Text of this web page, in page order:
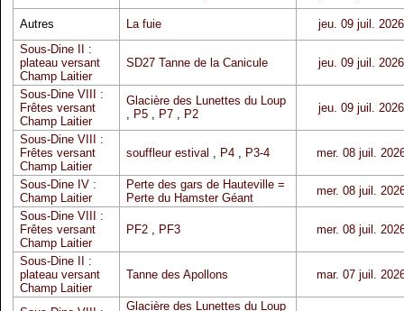
Autres La fuie
jeu. 09 juil. 2026
Sous-Dine II :
plateau versant
Champ Laitier
SD27 Tanne de la Canicule jeu. 09 juil. 2026
Sous-Dine VIII :
Frêtes versant
Champ Laitier
Glacière des Lunettes du Loup
, P5, P7, P2 jeu. 09 juil. 2026
Sous-Dine VIII :
Frêtes versant
Champ Laitier
souffleur estival , P4, P3-4 mer. 08 juil.
Sous-Dine IV :
Champ Laitier
Perte des gars de Hauteville =
Perte du Hamster Géant
mer. 08 juil.
Sous-Dine VIII :
Frêtes versant
Champ Laitier
PF2, PF3 mer. 08 juil.
Sous-Dine II :
plateau versant
Champ Laitier
Tanne des Apollons mar. 07 juil.
Glacière des Lunettes du Loup